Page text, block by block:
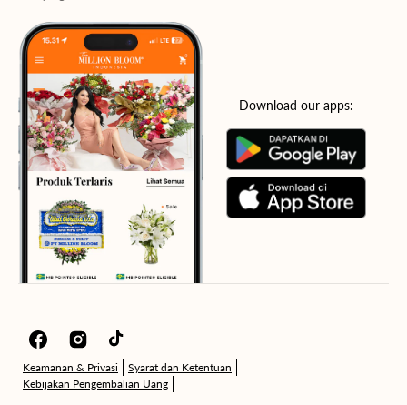
Download our apps:
FacebookInstagramTikTok
Keamanan & Privasi
Syarat dan Ketentuan
Kebijakan Pengembalian Uang